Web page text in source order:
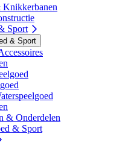
Sport
& Sport
& Onderdelen
& Sport